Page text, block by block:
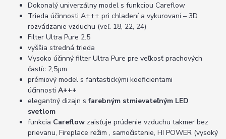
Dokonalý univerzálny model s funkciou Careflow
Trieda účinnosti A+++ pri chladení a vykurovaní – 3D
rozvádzanie vzduchu (veľ. 18, 22, 24)
Filter Ultra Pure 2.5
vyššia stredná trieda
Vysoko účinný filter Ultra Pure pre veľkosť prachových
častíc 2,5µm
prémiový model s fantastickými koeficientami
účinnosti A+++
elegantný dizajn sfarebným stmievateľným LED
svetlom
funkcia Careflow zaisťuje prúdenie vzduchu takmer bez
prievanu, Fireplace režim , samočistenie, HI POWER (vysoký